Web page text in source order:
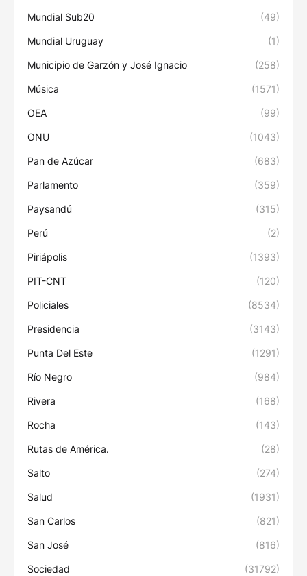
Mundial Sub20 (49)
Mundial Uruguay (1)
Municipio de Garzón y José Ignacio (258)
Música (1571)
OEA (99)
ONU (1043)
Pan de Azúcar (683)
Parlamento (359)
Paysandú (315)
Perú (2)
Piriápolis (1393)
PIT-CNT (120)
Policiales (8534)
Presidencia (3143)
Punta Del Este (1291)
Río Negro (984)
Rivera (168)
Rocha (143)
Rutas de América. (28)
Salto (274)
Salud (1931)
San Carlos (821)
San José (816)
Sociedad (31792)